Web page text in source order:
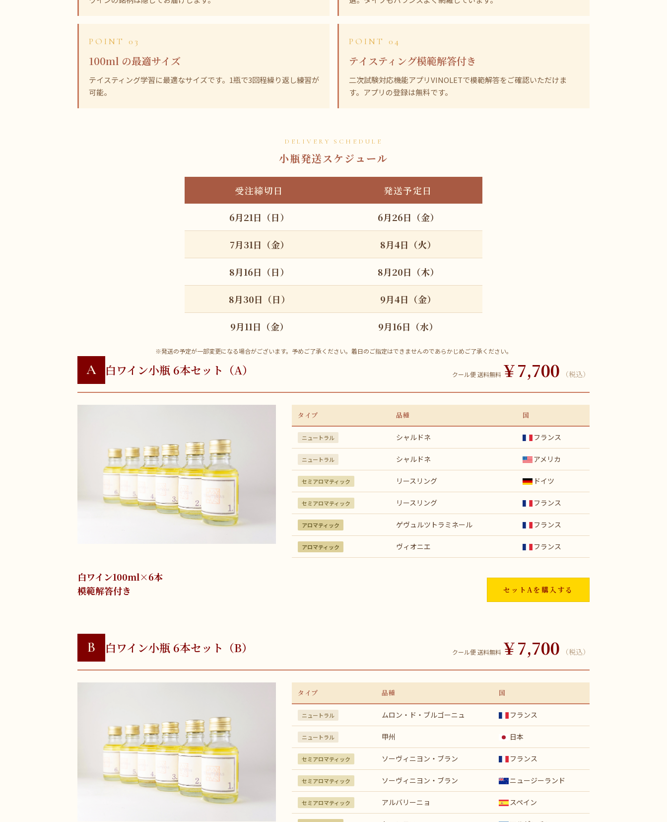
POINT 03
100ml の最適サイズ
テイスティング学習に最適なサイズです。1瓶で3回程繰り返し練習が
可能。
POINT 04
テイスティング模範解答付き
二次試験対応機能アプリVINOLETで模範解答をご確認いただけま
す。アプリの登録は無料です。
DELIVERY SCHEDULE
小瓶発送スケジュール
受注締切日 発送予定日
6月21日（日） 6月26日（金）
7月31日（金） 8月4日（火）
8月16日（日） 8月20日（木）
8月30日（日） 9月4日（金）
9月11日（金） 9月16日（水）
※発送の予定が一部変更になる場合がございます。予めご了承ください。着日のご指定はできませんのであらかじめご了承ください。
A 白ワイン小瓶 6本セット（A） クール便 送料無料 ￥7,700 （税込）
タイプ 品種 国
ニュートラル シャルドネ フランス
ニュートラル シャルドネ アメリカ
セミアロマティック リースリング ドイツ
セミアロマティック リースリング フランス
アロマティック ゲヴュルツトラミネール フランス
アロマティック ヴィオニエ フランス
白ワイン100ml×6本
模範解答付き
セットAを購入する
B 白ワイン小瓶 6本セット（B） クール便 送料無料 ￥7,700 （税込）
タイプ 品種 国
ニュートラル ムロン・ド・ブルゴーニュ フランス
ニュートラル 甲州 日本
セミアロマティック ソーヴィニヨン・ブラン フランス
セミアロマティック ソーヴィニヨン・ブラン ニュージーランド
セミアロマティック アルバリーニョ スペイン